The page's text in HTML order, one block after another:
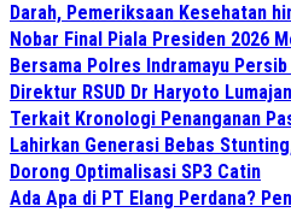
Darah, Pemeriksaan Kesehatan
Nobar Final Piala Presiden 2026
Bersama Polres Indramayu
Direktur RSUD Dr Haryoto
Terkait Kronologi Penanganan
Lahirkan Generasi Bebas
Dorong Optimalisasi SP3 Catin
Ada Apa di PT Elang Perdana?